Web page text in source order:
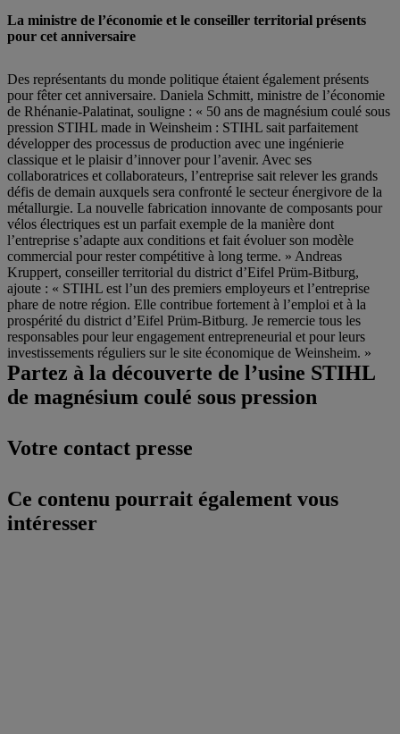
La ministre de l’économie et le conseiller territorial présents
pour cet anniversaire
Des représentants du monde politique étaient également présents
pour fêter cet anniversaire. Daniela Schmitt, ministre de l’économie
de Rhénanie-Palatinat, souligne : « 50 ans de magnésium coulé sous
pression STIHL made in Weinsheim : STIHL sait parfaitement
développer des processus de production avec une ingénierie
classique et le plaisir d’innover pour l’avenir. Avec ses
collaboratrices et collaborateurs, l’entreprise sait relever les grands
défis de demain auxquels sera confronté le secteur énergivore de la
métallurgie. La nouvelle fabrication innovante de composants pour
vélos électriques est un parfait exemple de la manière dont
l’entreprise s’adapte aux conditions et fait évoluer son modèle
commercial pour rester compétitive à long terme. » Andreas
Kruppert, conseiller territorial du district d’Eifel Prüm-Bitburg,
ajoute : « STIHL est l’un des premiers employeurs et l’entreprise
phare de notre région. Elle contribue fortement à l’emploi et à la
prospérité du district d’Eifel Prüm-Bitburg. Je remercie tous les
responsables pour leur engagement entrepreneurial et pour leurs
investissements réguliers sur le site économique de Weinsheim. »
Partez à la découverte de l’usine STIHL
de magnésium coulé sous pression
Votre contact presse
Ce contenu pourrait également vous
intéresser